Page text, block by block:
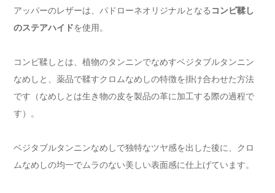
アッパーのレザーは、パドローネオリジナルとなる コンビ鞣し
のステアハイドを使用。
コンビ鞣しとは、植物のタンニンでなめすベジタブルタンニン
なめしと、薬品で鞣すクロムなめしの特徴を掛け合わせた方法
です（なめしとは生き物の皮を製品の革に加工する際の過程で
す）。
ベジタブルタンニンなめしで独特なツヤ感を出した後に、クロ
ムなめしの均一でムラのない美しい表面感に仕上げています。